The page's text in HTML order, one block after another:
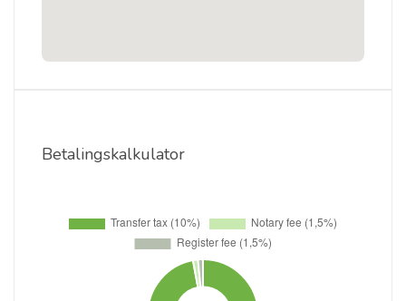
Betalingskalkulator